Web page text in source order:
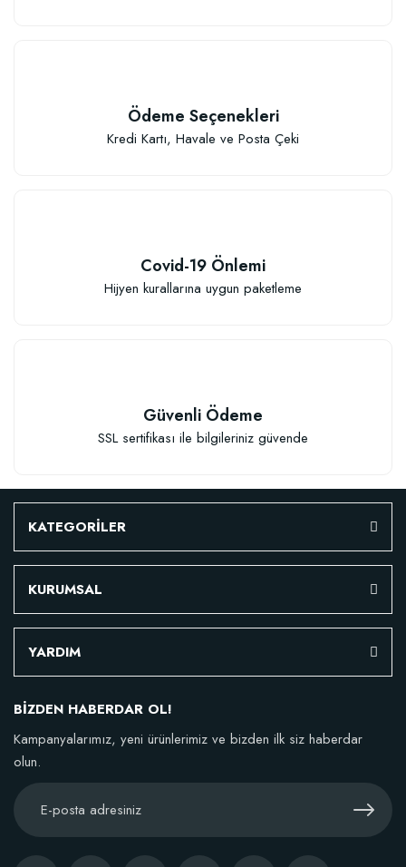
Ödeme Seçenekleri
Kredi Kartı, Havale ve Posta Çeki
Covid-19 Önlemi
Hijyen kurallarına uygun paketleme
Güvenli Ödeme
SSL sertifikası ile bilgileriniz güvende
KATEGORİLER
KURUMSAL
YARDIM
BİZDEN HABERDAR OL!
Kampanyalarımız, yeni ürünlerimiz ve bizden ilk siz haberdar
olun.